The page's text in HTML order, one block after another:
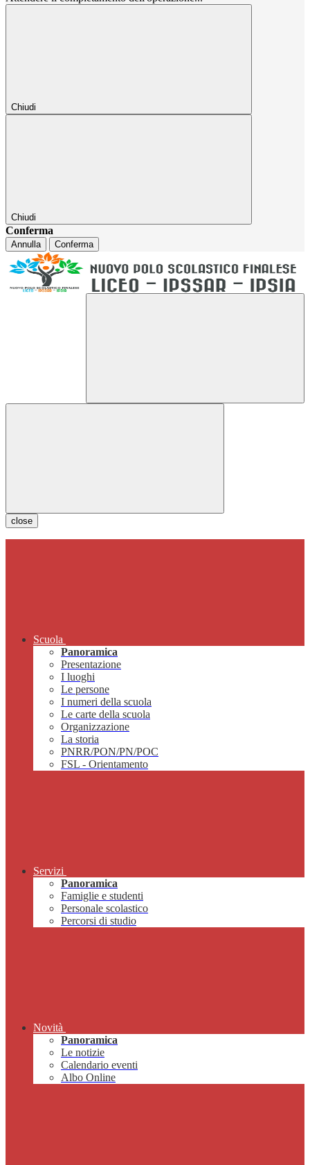
Chiudi
Chiudi
Conferma
Annulla Conferma
close
Scuola
Panoramica
Presentazione
I luoghi
Le persone
I numeri della scuola
Le carte della scuola
Organizzazione
La storia
PNRR/PON/PN/POC
FSL - Orientamento
Servizi
Panoramica
Famiglie e studenti
Personale scolastico
Percorsi di studio
Novità
Panoramica
Le notizie
Calendario eventi
Albo Online